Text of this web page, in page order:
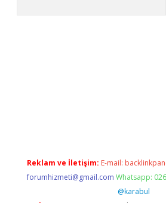
Reklam ve İletişim: E-mail:
forumhizmeti@gmail.com Whatsapp:
@karabul